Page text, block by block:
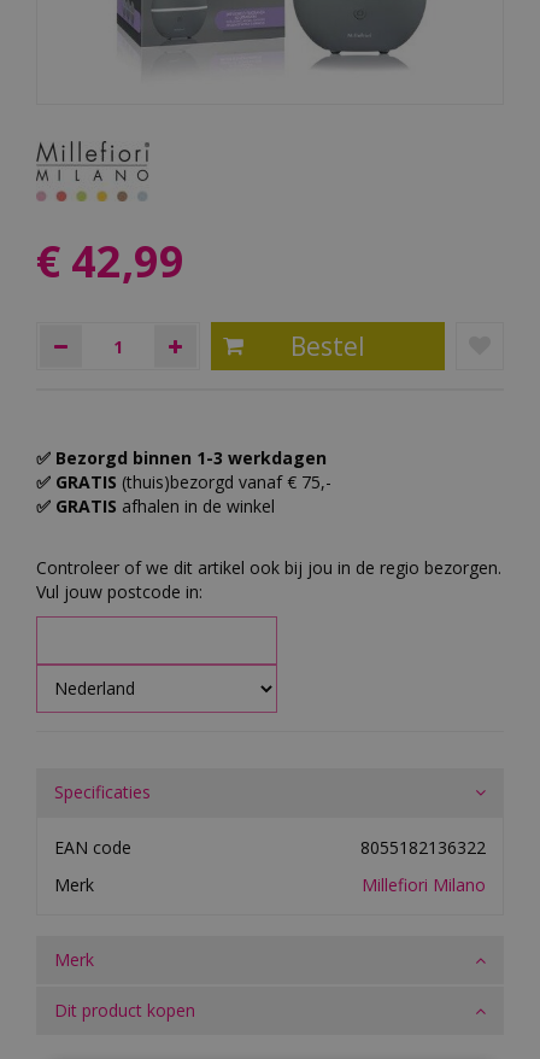
€ 42,99
✅ Bezorgd binnen 1-3 werkdagen
✅ GRATIS (thuis)bezorgd vanaf € 75,-
✅ GRATIS afhalen in de winkel
Controleer of we dit artikel ook bij jou in de regio bezorgen.
Vul jouw postcode in:
Specificaties
EAN code
8055182136322
Merk
Millefiori Milano
Merk
Dit product kopen